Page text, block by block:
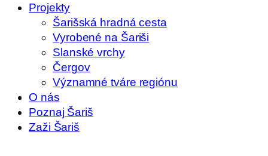
Projekty
Šarišská hradná cesta
Vyrobené na Šariši
Slanské vrchy
Čergov
Významné tváre regiónu
O nás
Poznaj Šariš
Zaži Šariš